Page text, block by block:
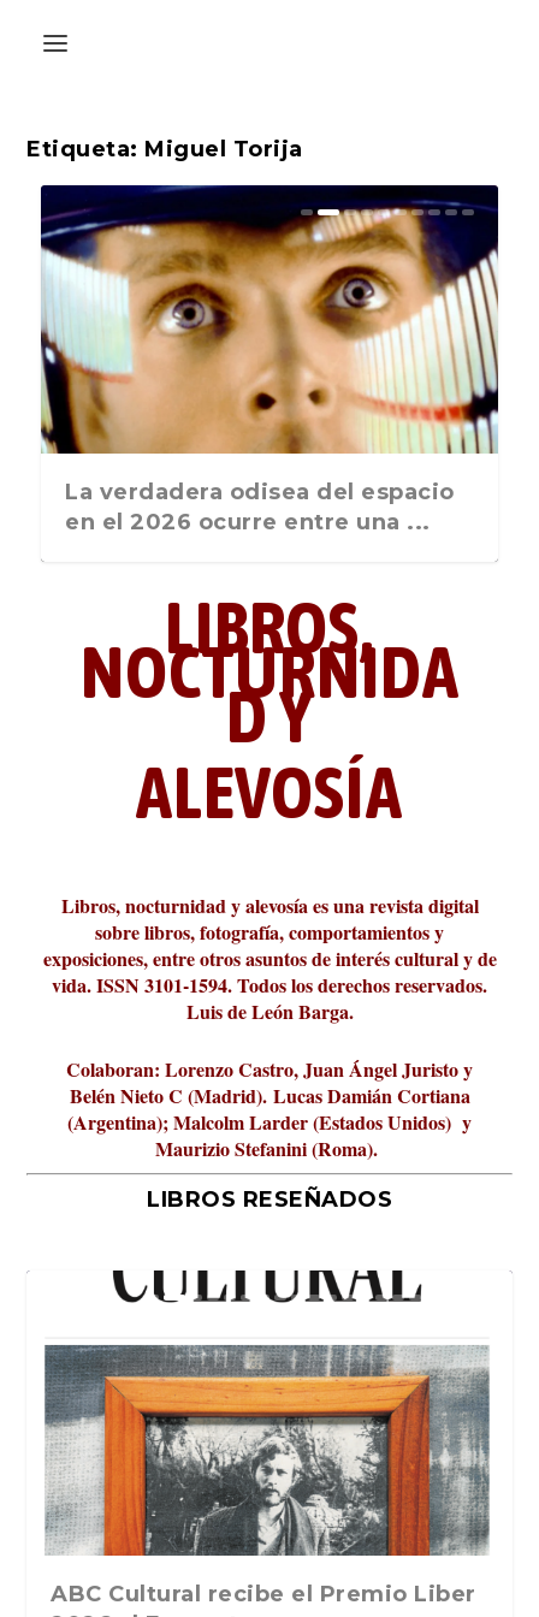
Etiqueta: Miguel Torija
La última postal de la temporada
nos recuerda que nos vamos ...
La verdadera odisea del espacio
en el 2026 ocurre entre una ...
Liber 2026 al Fomento de la Le...
Revista Cultural Turia, númer...
10.000 pasos al día? Lo que d...
paisajística del mar de Sicil...
París
metafísicos de la novela ne...
LIBROS,
NOCTURNIDA
D Y
ALEVOSÍA
Libros, nocturnidad y alevosía es una revista digital
sobre libros, fotografía, comportamientos y
exposiciones, entre otros asuntos de interés cultural y de
vida. ISSN 3101-1594. Todos los derechos reservados.
Luis de León Barga.
Colaboran: Lorenzo Castro, Juan Ángel Juristo y
Belén Nieto C (Madrid). Lucas Damián Cortiana
(Argentina); Malcolm Larder (Estados Unidos) y
Maurizio Stefanini (Roma).
LIBROS RESEÑADOS
La verdadera odisea del espacio en
ABC Cultural recibe el Premio Liber